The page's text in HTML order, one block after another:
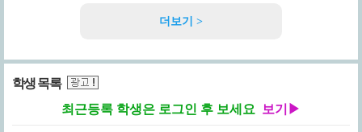
더보기 >
학생 목록
최근등록 학생은 로그인 후 보세요
보기▶